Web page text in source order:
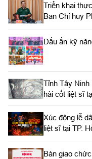
Triển khai
Ban Chỉ huy
Dấu ấn kỹ
Tỉnh Tây Ninh
hài cốt liệt sĩ
Xúc động lễ
liệt sĩ tại TP.
Bàn giao